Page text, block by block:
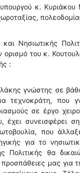
κ. Κυριάκου
Νησιωτικής
ορισμό του κ.
:
γνώστης σε
τεχνοκράτη, που
σε έργο
έχει συνεισφέρει
που
για το
Πολιτικής θα
μας για